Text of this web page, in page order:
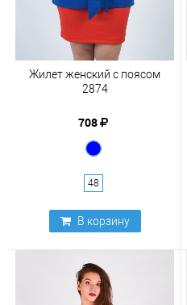
Жилет женский с поясом
2874
708
48
В корзину